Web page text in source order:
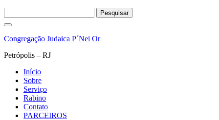
por:
Pular
o
Congregação Judaica P´Nei Or
Petrópolis – RJ
Início
Sobre
Serviço
Rabino
Contato
PARCEIROS